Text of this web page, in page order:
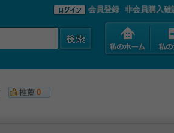
会員登録 非会員購入確
推薦 0